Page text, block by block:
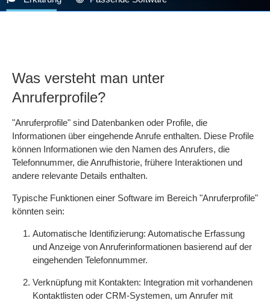
Was versteht man unter
Anruferprofile?
"Anruferprofile" sind Datenbanken oder Profile, die
Informationen über eingehende Anrufe enthalten. Diese Profile
können Informationen wie den Namen des Anrufers, die
Telefonnummer, die Anrufhistorie, frühere Interaktionen und
andere relevante Details enthalten.
Typische Funktionen einer Software im Bereich "Anruferprofile"
könnten sein:
Automatische Identifizierung: Automatische Erfassung
und Anzeige von Anruferinformationen basierend auf der
eingehenden Telefonnummer.
Verknüpfung mit Kontakten: Integration mit vorhandenen
Kontaktlisten oder CRM-Systemen, um Anrufer mit